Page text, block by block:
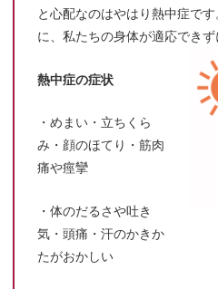
と心配なのはやはり熱中症で
に、私たちの身体が適応できず
熱中症の症状
・めまい・立ちくら
み・顔のほてり・筋肉
痛や痙攣
・体のだるさや吐き
気・頭痛・汗のかきか
たがおかしい